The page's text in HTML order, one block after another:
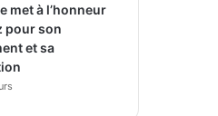
met à l’honneur
pour son
et sa